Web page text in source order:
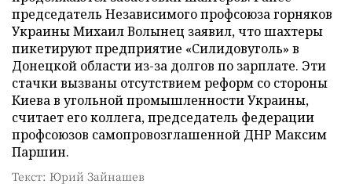
председатель Независимого профсоюза горняков
Украины Михаил Волынец заявил, что шахтеры
пикетируют предприятие «Силидовуголь» в
Донецкой области из-за долгов по зарплате. Эти
стачки вызваны отсутствием реформ со стороны
Киева в угольной промышленности Украины,
считает его коллега, председатель федерации
профсоюзов самопровозглашенной ДНР Максим
Паршин.
Текст: Юрий Зайнашев